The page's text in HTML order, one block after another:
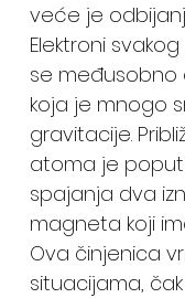
veće je
Elektroni
se međusobno
koja je mnogo
gravitacije.
atoma je
spajanja dva
magneta koji
Ova činjenica
situacijama,